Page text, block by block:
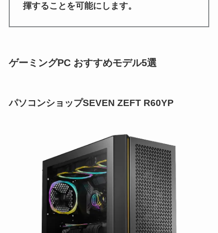
揮することを可能にします。
ゲーミングPC おすすめモデル5選
パソコンショップSEVEN ZEFT R60YP